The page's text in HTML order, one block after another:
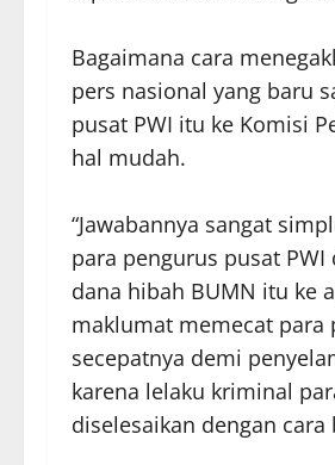
Bagaimana cara
pers nasional yang baru
pusat PWI itu ke Komisi
hal mudah.
“Jawabannya sangat
para pengurus pusat
dana hibah BUMN itu ke
maklumat memecat para
secepatnya demi
karena lelaku kriminal
diselesaikan dengan